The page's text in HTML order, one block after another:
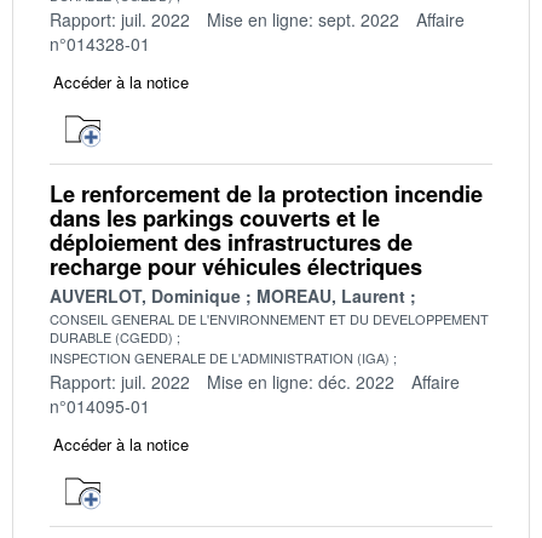
Rapport: juil. 2022 Mise en ligne: sept. 2022
Affaire
n°014328-01
Accéder à la notice
Le renforcement de la protection incendie
dans les parkings couverts et le
déploiement des infrastructures de
recharge pour véhicules électriques
AUVERLOT, Dominique MOREAU, Laurent
CONSEIL GENERAL DE L'ENVIRONNEMENT ET DU DEVELOPPEMENT
DURABLE (CGEDD)
INSPECTION GENERALE DE L'ADMINISTRATION (IGA)
Rapport: juil. 2022 Mise en ligne: déc. 2022
Affaire
n°014095-01
Accéder à la notice